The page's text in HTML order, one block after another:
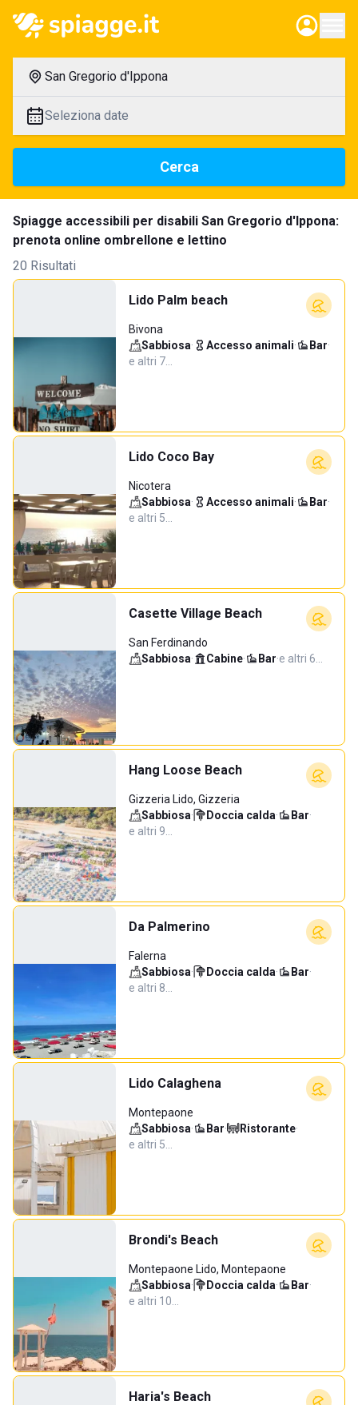
San Gregorio d'Ippona
Seleziona date
Cerca
Spiagge accessibili per disabili San Gregorio d'Ippona:
prenota online ombrellone e lettino
20 Risultati
Lido Palm beach
Bivona
Sabbiosa· Accesso animali· Bar·
e altri 7…
Lido Coco Bay
Nicotera
Sabbiosa· Accesso animali· Bar·
e altri 5…
Casette Village Beach
San Ferdinando
Sabbiosa· Cabine· Bar·e altri 6…
Hang Loose Beach
Gizzeria Lido, Gizzeria
Sabbiosa· Doccia calda· Bar·
e altri 9…
Da Palmerino
Falerna
Sabbiosa· Doccia calda· Bar·
e altri 8…
Lido Calaghena
Montepaone
Sabbiosa· Bar· Ristorante·
e altri 5…
Brondi's Beach
Montepaone Lido, Montepaone
Sabbiosa· Doccia calda· Bar·
e altri 10…
Haria's Beach